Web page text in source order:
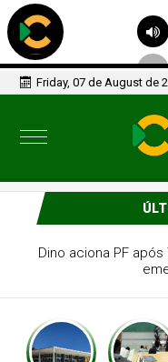
Friday, 07 de August de
Dino aciona PF